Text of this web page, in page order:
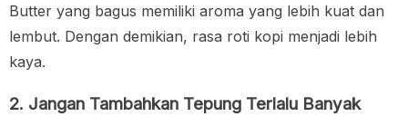
Butter yang bagus memiliki aroma yang lebih kuat dan
lembut. Dengan demikian, rasa roti kopi menjadi lebih
kaya.
2. Jangan Tambahkan Tepung Terlalu Banyak